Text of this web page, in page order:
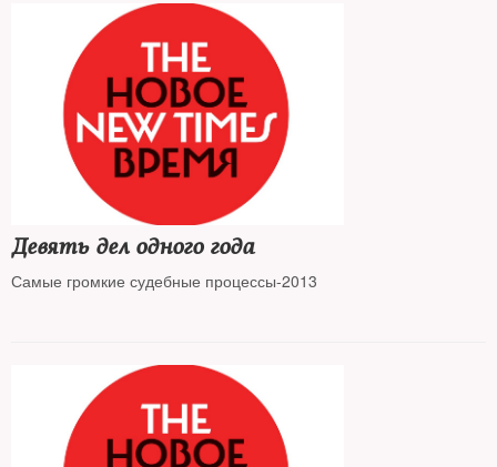
Девять дел одного года
Самые громкие судебные процессы-2013